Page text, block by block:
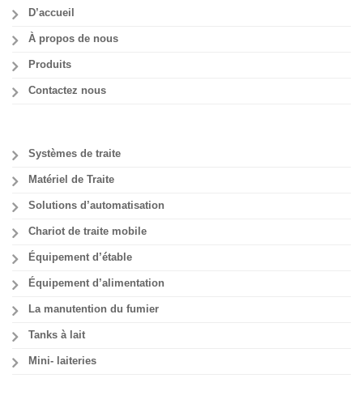
D’accueil
À propos de nous
Produits
Contactez nous
Systèmes de traite
Matériel de Traite
Solutions d’automatisation
Chariot de traite mobile
Équipement d’étable
Équipement d’alimentation
La manutention du fumier
Tanks à lait
Mini- laiteries